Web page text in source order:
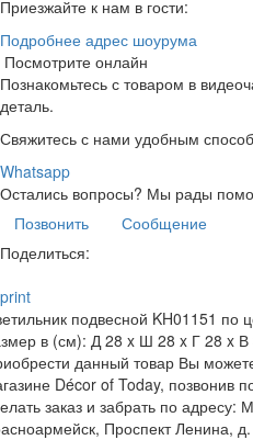
Приезжайте к нам в гости:
Подробнее адрес шоурума
Посмотрите онлайн
Познакомьтесь с товаром в
деталь.
Свяжитесь с нами удобным
Whatsapp
Остались вопросы? Мы рады
Позвонить
Сообщение
Поделиться:
print
подвесной KH01151 по
в (см): Д 28 x Ш 28 x Г 28 x В
данный товар Вы
Décor of Today, позвонив
заказ и забрать по адресу:
Проспект Ленина,